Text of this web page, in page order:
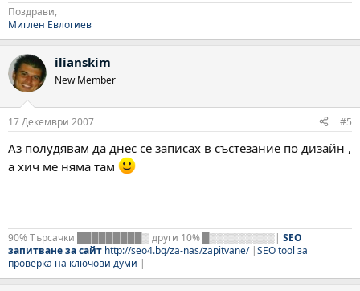
Поздрави,
Миглен Евлогиев
ilianskim
New Member
17 Декември 2007 #5
Аз полудявам да днес се записах в състезание по дизайн ,
а хич ме няма там
90% Търсачки █████████▒ други 10% █▒▒▒▒▒▒▒▒▒| SEO
запитване за сайт http://seo4.bg/za-nas/zapitvane/|SEO tool за
проверка на ключови думи |